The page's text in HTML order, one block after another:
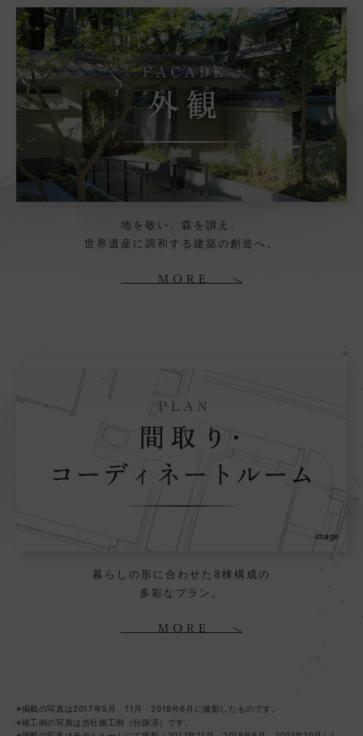
地を敬い、森を讃え、
世界遺産に調和する建築の創造へ。
image
暮らしの形に合わせた8棟構成の
多彩なプラン。
※掲載の写真は2017年5月、11月・2018年6月に撮影したものです。
※竣工例の写真は当社施工例（分譲済）です。